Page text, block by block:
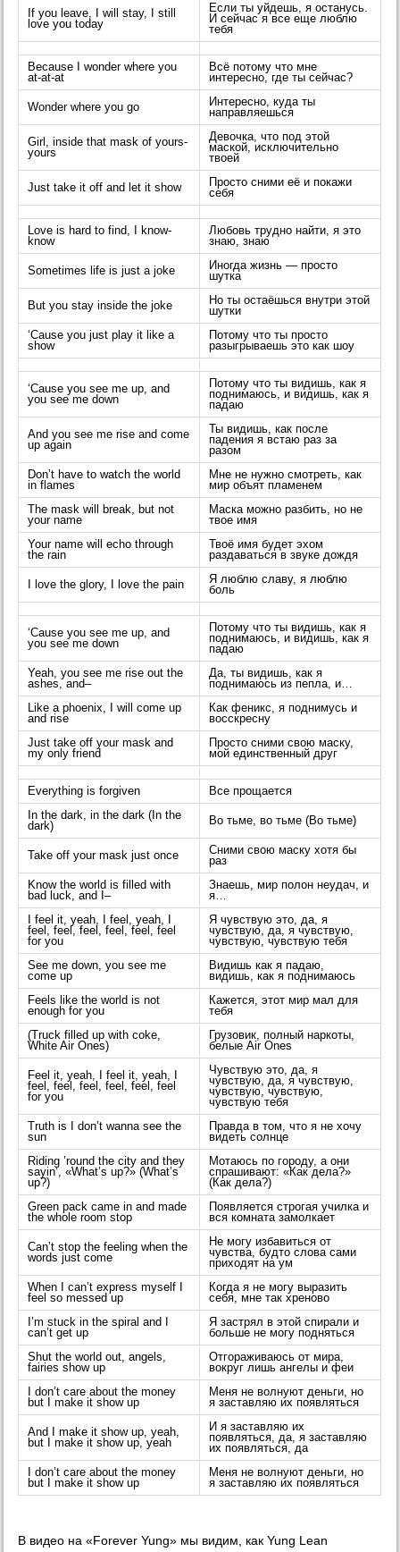
If you leave, I will stay, I still
love you today
Если ты уйдешь, я останусь.
И сейчас я все еще люблю
тебя
Because I wonder where you
at-at-at
Всё потому что мне
интересно, где ты сейчас?
Wonder where you go
Интересно, куда ты
направляешься
Girl, inside that mask of yours-
yours
Девочка, что под этой
маской, исключительно
твоей
Just take it off and let it show
Просто сними её и покажи
себя
Love is hard to find, I know-
know
Любовь трудно найти, я это
знаю, знаю
Sometimes life is just a joke
Иногда жизнь — просто
шутка
But you stay inside the joke
Но ты остаёшься внутри этой
шутки
‘Cause you just play it like a
show
Потому что ты просто
разыгрываешь это как шоу
‘Cause you see me up, and
you see me down
Потому что ты видишь, как я
поднимаюсь, и видишь, как я
падаю
And you see me rise and come
up again
Ты видишь, как после
падения я встаю раз за
разом
Don’t have to watch the world
in flames
Мне не нужно смотреть, как
мир объят пламенем
The mask will break, but not
your name
Маска можно разбить, но не
твое имя
Your name will echo through
the rain
Твоё имя будет эхом
раздаваться в звуке дождя
I love the glory, I love the pain
Я люблю славу, я люблю
боль
‘Cause you see me up, and
you see me down
Потому что ты видишь, как я
поднимаюсь, и видишь, как я
падаю
Yeah, you see me rise out the
ashes, and–
Да, ты видишь, как я
поднимаюсь из пепла, и…
Like a phoenix, I will come up
and rise
Как феникс, я поднимусь и
восскресну
Just take off your mask and
my only friend
Просто сними свою маску,
мой единственный друг
Everything is forgiven
Все прощается
In the dark, in the dark (In the
dark)
Во тьме, во тьме (Во тьме)
Take off your mask just once
Сними свою маску хотя бы
раз
Know the world is filled with
bad luck, and I–
Знаешь, мир полон неудач, и
я…
I feel it, yeah, I feel, yeah, I
feel, feel, feel, feel, feel, feel
for you
Я чувствую это, да, я
чувствую, да, я чувствую,
чувствую, чувствую тебя
See me down, you see me
come up
Видишь как я падаю,
видишь, как я поднимаюсь
Feels like the world is not
enough for you
Кажется, этот мир мал для
тебя
(Truck filled up with coke,
White Air Ones)
Грузовик, полный наркоты,
белые Air Ones
Feel it, yeah, I feel it, yeah, I
feel, feel, feel, feel, feel, feel
for you
Чувствую это, да, я
чувствую, да, я чувствую,
чувствую, чувствую,
чувствую тебя
Truth is I don’t wanna see the
sun
Правда в том, что я не хочу
видеть солнце
Riding ’round the city and they
sayin’, «What’s up?» (What’s
up?)
Мотаюсь по городу, а они
спрашивают: «Как дела?»
(Как дела?)
Green pack came in and made
the whole room stop
Появляется строгая училка и
вся комната замолкает
Can’t stop the feeling when the
words just come
Не могу избавиться от
чувства, будто слова сами
приходят на ум
When I can’t express myself I
feel so messed up
Когда я не могу выразить
себя, мне так хреново
I’m stuck in the spiral and I
can’t get up
Я застрял в этой спирали и
больше не могу подняться
Shut the world out, angels,
fairies show up
Отгораживаюсь от мира,
вокруг лишь ангелы и феи
I don’t care about the money
but I make it show up
Меня не волнуют деньги, но
я заставляю их появляться
And I make it show up, yeah,
but I make it show up, yeah
И я заставляю их
появляться, да, я заставляю
их появляться, да
I don’t care about the money
but I make it show up
Меня не волнуют деньги, но
я заставляю их появляться
В видео на «Forever Yung» мы видим, как Yung Lean